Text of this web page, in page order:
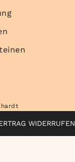
WIDERRUFEN